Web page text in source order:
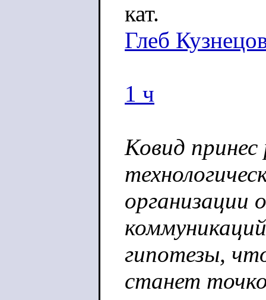
кат.
Глеб
1 ч
Ковид
организации
гипотезы,
станет